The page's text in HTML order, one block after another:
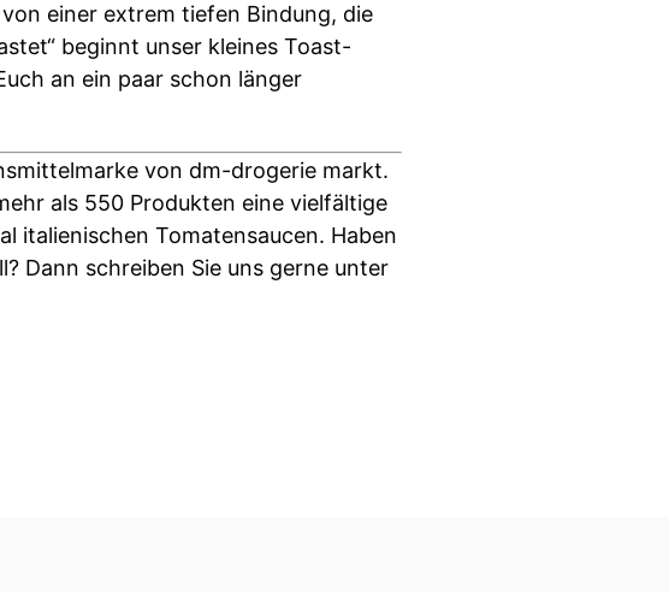
einer extrem tiefen Bindung, die
beginnt unser kleines Toast-
an ein paar schon länger
von dm-drogerie markt.
als 550 Produkten eine vielfältige
italienischen Tomatensaucen. Haben
Dann schreiben Sie uns gerne unter